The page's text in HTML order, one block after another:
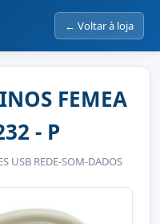
← Voltar à loja
FEMEA
- P
USB REDE-SOM-DADOS